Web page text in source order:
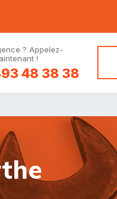
? Appelez-
!
48 38 38